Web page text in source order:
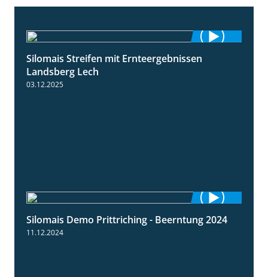
11:01
Silomais Streifen mit Ernteergebnissen
Landsberg Lech
03.12.2025
12:28
Silomais Demo Prittriching - Beerntung 2024
11.12.2024